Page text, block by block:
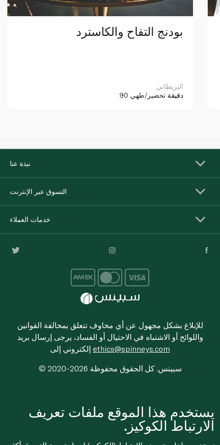
بودنج التفاح والكاسترد
البريطاني
90 دقيقة تحضير/طهي
نبذة عنا
التسوق عبر الإنترنت
خدمات العملاء
للإبلاغ بشكل مجهول عن أي مخاوف تتعلق بمخالفة القوانين
واللوائح أو الاشتباه في الاحتيال أو الفساد، يرجى إرسال بريد
ethics@spinneys.com
© 2020-2026 سبينس. كل الحقوق محفوظة
يستخدم هذا الموقع ملفات تعريف
الارتباط الكوكيز.